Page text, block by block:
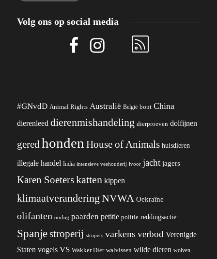
Volg ons op social media
#GNvdD Animal Rights Australië België bont China
dierenleed dierenmishandeling dierproeven dolfijnen
geredhonden House of Animals huisdieren
illegale handel India intensieve veehouderij ivoor jacht jagers
Karen Soeterskatten kippen
klimaatverandering NVWA Oekraïne
olifanten oorlog paarden petitie politie reddingsactie
Spanjestroperij stropers varkens verbod Verenigde
Staten vogels VS Wakker Dier walvissen wilde dieren wolven